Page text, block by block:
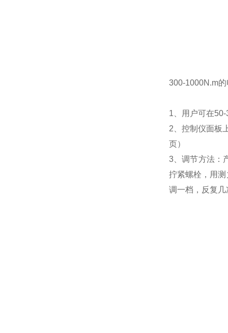
300-1000N.m
1、用户可在50-
2、控制仪面板
页）
3、调节方法：
拧紧螺栓，用
调一档，反复